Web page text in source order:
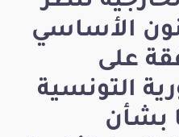
الأساسي
على
التونسية
بشأن